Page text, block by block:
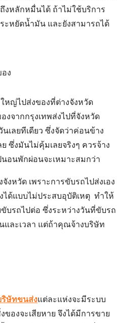
งหลักหมื่นได้ ถ้าไม่ใช้บริการ
ะหยัดน้ำมัน และยังสามารถได้
ใหญ่ไปส่งของที่ต่างจังหวัด
งจากกรุงเทพส่งไปที่จังหวัด
เลยทีเดียว ซึ่งจัดว่าค่อนข้าง
ซึ่งมันไม่คุ้มเลยจริงๆ ควรจ้าง
อนพักผ่อนจะเหมาะสมกว่า
จังหวัด เพราะการขับรถไปส่งเอง
ด้แบบไม่ประสบอุบัติเหตุ ทำให้
บรถไปต่อ ซึ่งระหว่างวันที่ขับรถ
และเวลา แต่ถ้าคุณจ้างบริษัท
ริษัทขนส่งแต่ละแห่งจะมีระบบ
องจะเสียหาย จึงได้มีการขาย